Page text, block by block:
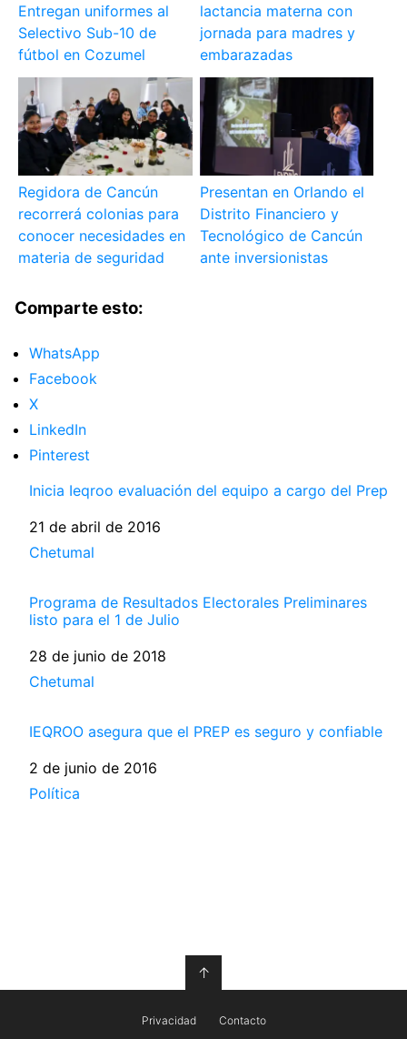
Entregan uniformes al
Selectivo Sub-10 de
fútbol en Cozumel
lactancia materna con
jornada para madres y
embarazadas
Regidora de Cancún
recorrerá colonias para
conocer necesidades en
materia de seguridad
Presentan en Orlando el
Distrito Financiero y
Tecnológico de Cancún
ante inversionistas
Comparte esto:
WhatsApp
Facebook
X
LinkedIn
Pinterest
Inicia Ieqroo evaluación del equipo a cargo del Prep
Fecha
21 de abril de 2016
Respecto a
Chetumal
Programa de Resultados Electorales Preliminares
listo para el 1 de Julio
Fecha
28 de junio de 2018
Respecto a
Chetumal
IEQROO asegura que el PREP es seguro y confiable
Fecha
2 de junio de 2016
Respecto a
Política
↑
Privacidad Contacto